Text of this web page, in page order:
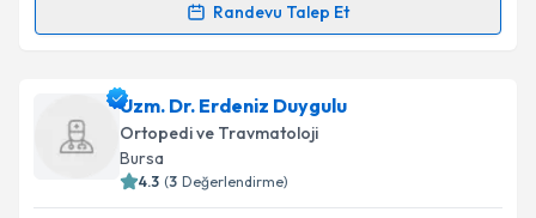
Randevu Talep Et
Randevu Takvimi Talebi
Op. Dr. Cahit Koçakiçin randevu takvimi talebi
oluşturun. Size bu uzmandan randevu almanız için bir
takvim hazırlandığında e-posta ile bilgilendireceğiz.
Uzm. Dr. Erdeniz Duygulu
Ortopedi ve Travmatoloji
Bursa
4.3 (3 Değerlendirme)